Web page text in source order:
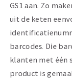
GS1 aan. Zo
uit de keten
barcodes. Die
klanten met één
product is